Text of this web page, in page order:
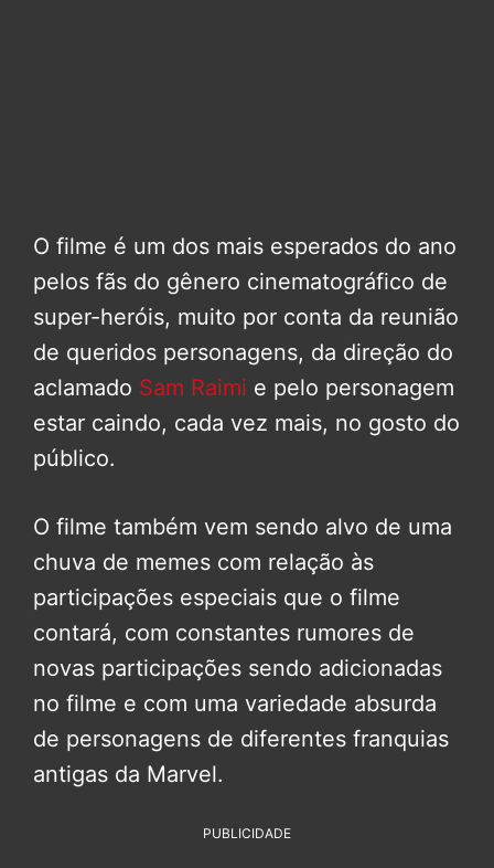
O filme é um dos mais esperados do ano
pelos fãs do gênero cinematográfico de
super-heróis, muito por conta da reunião
de queridos personagens, da direção do
aclamado Sam Raimi e pelo personagem
estar caindo, cada vez mais, no gosto do
público.
O filme também vem sendo alvo de uma
chuva de memes com relação às
participações especiais que o filme
contará, com constantes rumores de
novas participações sendo adicionadas
no filme e com uma variedade absurda
de personagens de diferentes franquias
antigas da Marvel.
PUBLICIDADE